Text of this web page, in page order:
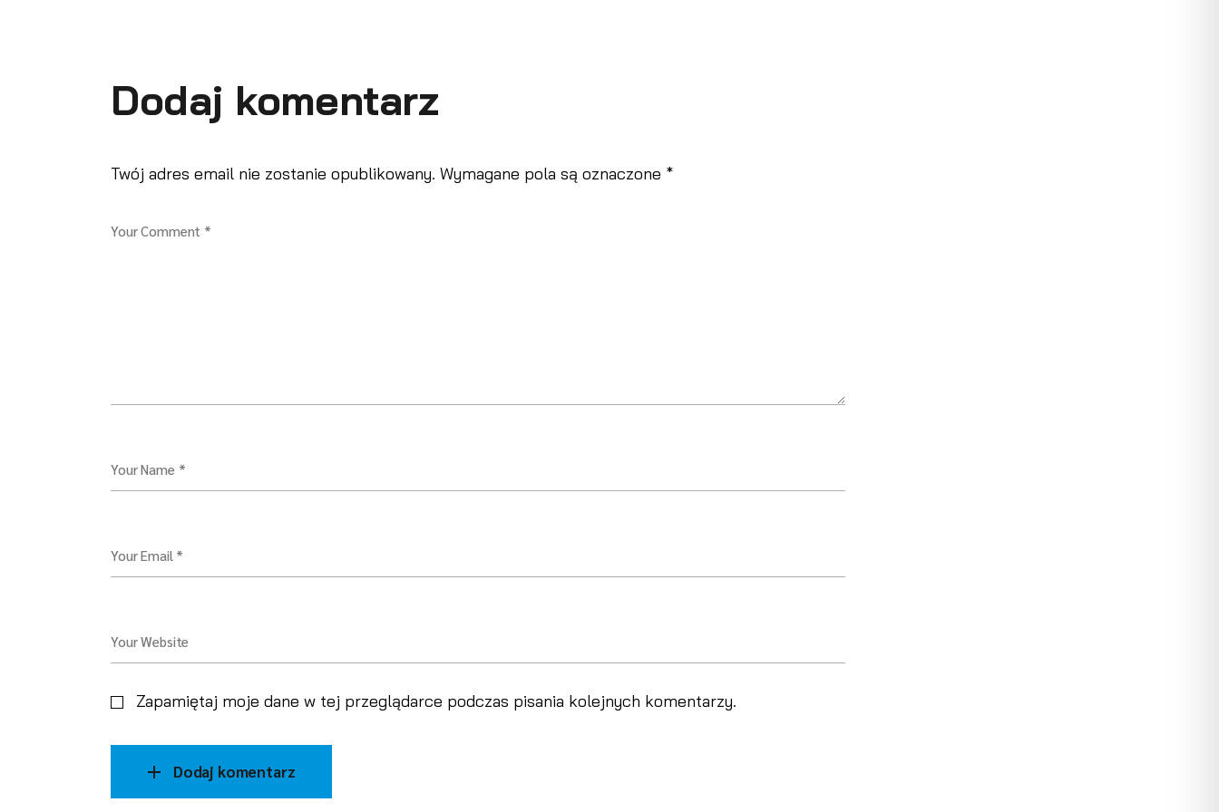
Dodaj komentarz
Twój adres email nie zostanie opublikowany. Wymagane pola są oznaczone *
Your Comment *
Your Name *
Your Email *
Your Website
Zapamiętaj moje dane w tej przeglądarce podczas pisania kolejnych komentarzy.
Dodaj komentarz